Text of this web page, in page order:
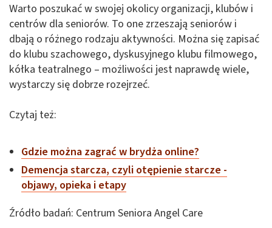
Warto poszukać w swojej okolicy organizacji, klubów i
centrów dla seniorów. To one zrzeszają seniorów i
dbają o różnego rodzaju aktywności. Można się zapisać
do klubu szachowego, dyskusyjnego klubu filmowego,
kółka teatralnego – możliwości jest naprawdę wiele,
wystarczy się dobrze rozejrzeć.
Czytaj też:
Gdzie można zagrać w brydża online?
Demencja starcza, czyli otępienie starcze -
objawy, opieka i etapy
Źródło badań: Centrum Seniora Angel Care